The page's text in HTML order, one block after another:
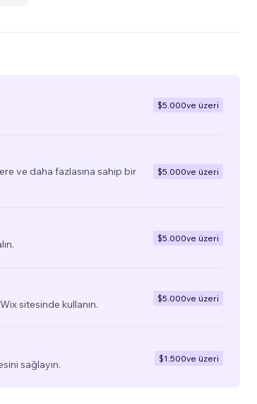
$5.000ve üzeri
ve daha fazlasına sahip bir
$5.000ve üzeri
$5.000ve üzeri
sitesinde kullanın.
$5.000ve üzeri
sağlayın.
$1.500ve üzeri